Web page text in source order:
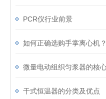
PCR仪行业前景
如何正确选购手掌离心机？
干式恒温器的分类及优点